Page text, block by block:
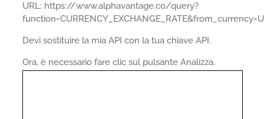
URL: https://www.alphavantage.co/query?
Devi sostituire la mia API con la tua chiave API.
Ora, è necessario fare clic sul pulsante Analizza.